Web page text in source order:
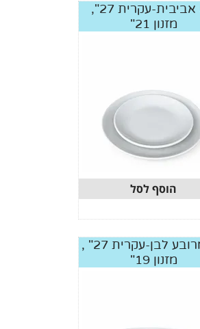
סט אביבית-עקרית 27",
מזנון 21"
הוסף לסל
סט מרובע לבן-עקרית 27" ,
מזנון 19"